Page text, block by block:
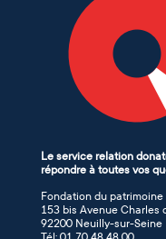
Le service relation
répondre à toutes vos
Fondation du patrimoine
153 bis Avenue Charles
92200 Neuilly-sur-Seine